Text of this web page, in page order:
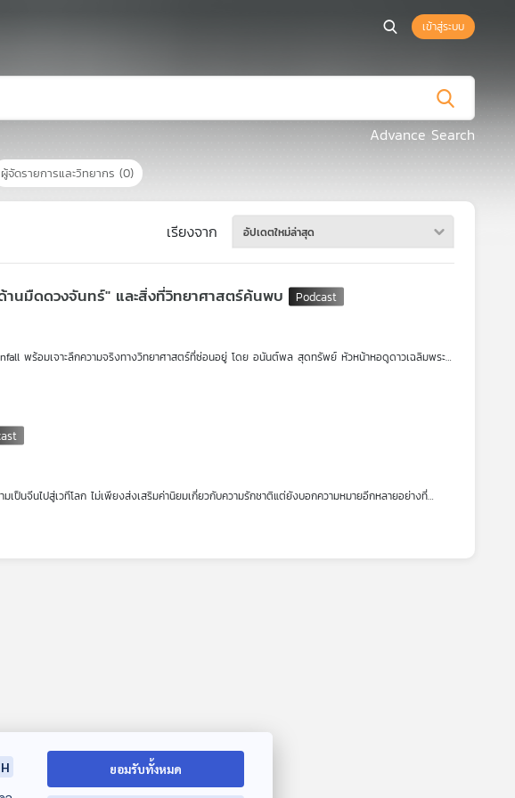
เข้าสู่ระบบ
Advance Search
ผู้จัดรายการและวิทยากร (0)
เรียงจาก อัปเดตใหม่ล่าสุด
านมืดดวงจันทร์" และสิ่งที่วิทยาศาสตร์ค้นพบ
พร้อมเจาะลึกความจริงทางวิทยาศาสตร์ที่ซ่อนอยู่ โดย อนันต์พล สุดทรัพย์ หัวหน้าหอดูดาวเฉลิมพระ
นจีนไปสู่เวทีโลก ไม่เพียงส่งเสริมค่านิยมเกี่ยวกับความรักชาติแต่ยังบอกความหมายอีกหลายอย่างที่
ย่างไร
ยอมรับทั้งหมด